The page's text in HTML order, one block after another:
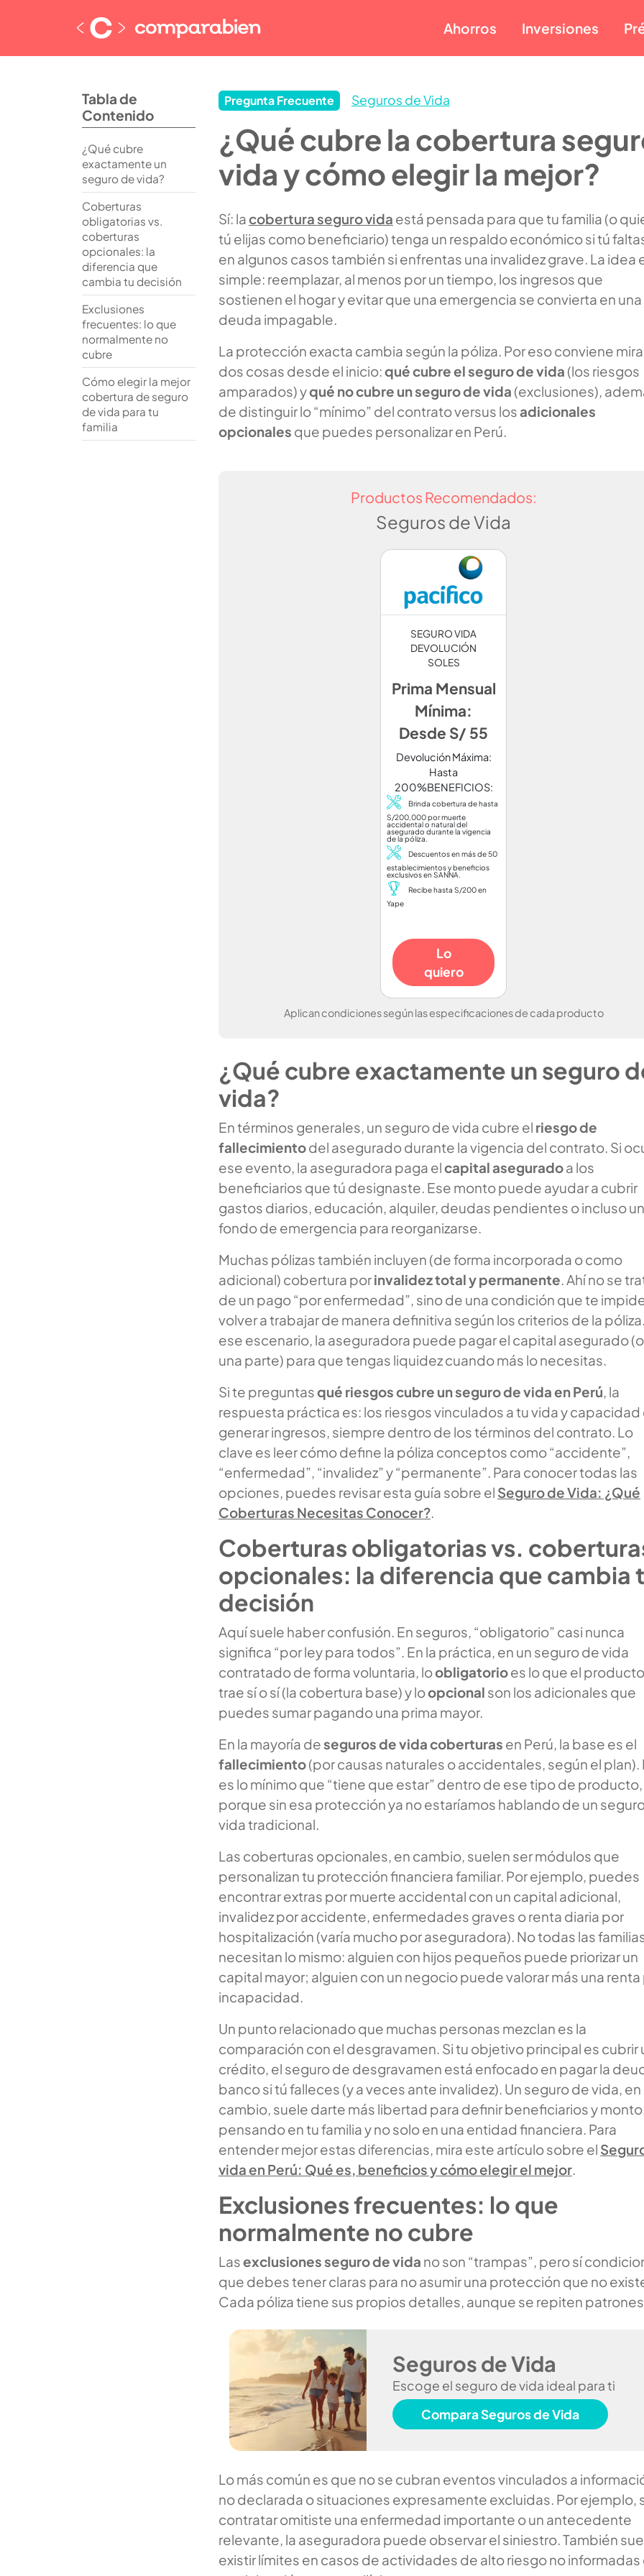
Ahorros Inversiones
Pregunta Frecuente Seguros de Vida
¿Qué cubre la cobertura
vida y cómo elegir la mejor?
Sí: la cobertura seguro vida está pensada para que tu familia (o
tú elijas como beneficiario) tenga un respaldo económico si tú
en algunos casos también si enfrentas una invalidez grave. La idea
simple: reemplazar, al menos por un tiempo, los ingresos que
sostienen el hogar y evitar que una emergencia se convierta en una
deuda impagable.
La protección exacta cambia según la póliza. Por eso conviene
dos cosas desde el inicio:qué cubre el seguro de vida (los riesgos
amparados) yqué no cubre un seguro de vida (exclusiones),
de distinguir lo “mínimo” del contrato versus losadicionales
opcionales que puedes personalizar en Perú.
Productos Recomendados:
Seguros de Vida
SEGURO VIDA
DEVOLUCIÓN
SOLES
Prima Mensual
Mínima:
Desde S/ 55
Devolución Máxima:
Hasta
200%BENEFICIOS:
Brinda cobertura de hasta
S/200,000 por muerte
accidental o natural del
asegurado durante la vigencia
de la póliza.
Descuentos en más de 50
establecimientos y beneficios
exclusivos en SANNA.
Recibe hasta S/200 en
Yape
Lo
quiero
Aplican condiciones según las especificaciones de cada producto
¿Qué cubre exactamente un seguro
vida?
En términos generales, un seguro de vida cubre el riesgo de
fallecimientodel asegurado durante la vigencia del contrato. Si
ese evento, la aseguradora paga elcapital aseguradoa los
beneficiarios que tú designaste. Ese monto puede ayudar a cubrir
gastos diarios, educación, alquiler, deudas pendientes o incluso un
fondo de emergencia para reorganizarse.
Muchas pólizas también incluyen (de forma incorporada o como
adicional) cobertura porinvalidez total y permanente. Ahí no se
de un pago “por enfermedad”, sino de una condición que te
volver a trabajar de manera definitiva según los criterios de la
ese escenario, la aseguradora puede pagar el capital asegurado (o
una parte) para que tengas liquidez cuando más lo necesitas.
Si te preguntasqué riesgos cubre un seguro de vida en Perú, la
respuesta práctica es: los riesgos vinculados a tu vida y capacidad
generar ingresos, siempre dentro de los términos del contrato. Lo
clave es leer cómo define la póliza conceptos como “accidente”,
“enfermedad”, “invalidez” y “permanente”. Para conocer todas las
opciones, puedes revisar esta guía sobre el Seguro de Vida: ¿Qué
Coberturas Necesitas Conocer?.
Coberturas obligatorias vs.
opcionales: la diferencia que cambia
decisión
Aquí suele haber confusión. En seguros, “obligatorio” casi nunca
significa “por ley para todos”. En la práctica, en un seguro de vida
contratado de forma voluntaria, loobligatorioes lo que el producto
trae sí o sí (la cobertura base) y loopcional son los adicionales que
puedes sumar pagando una prima mayor.
En la mayoría deseguros de vida coberturas en Perú, la base es el
fallecimiento(por causas naturales o accidentales, según el plan).
es lo mínimo que “tiene que estar” dentro de ese tipo de producto,
porque sin esa protección ya no estaríamos hablando de un
vida tradicional.
Las coberturas opcionales, en cambio, suelen ser módulos que
personalizan tu protección financiera familiar. Por ejemplo, puedes
encontrar extras por muerte accidental con un capital adicional,
invalidez por accidente, enfermedades graves o renta diaria por
hospitalización (varía mucho por aseguradora). No todas las
necesitan lo mismo: alguien con hijos pequeños puede priorizar un
capital mayor; alguien con un negocio puede valorar más una renta
incapacidad.
Un punto relacionado que muchas personas mezclan es la
comparación con el desgravamen. Si tu objetivo principal es cubrir
crédito, el seguro de desgravamen está enfocado en pagar la
banco si tú falleces (y a veces ante invalidez). Un seguro de vida, en
cambio, suele darte más libertad para definir beneficiarios y
pensando en tu familia y no solo en una entidad financiera. Para
entender mejor estas diferencias, mira este artículo sobre el
vida en Perú: Qué es, beneficios y cómo elegir el mejor.
Exclusiones frecuentes: lo que
normalmente no cubre
Lasexclusiones seguro de vida no son “trampas”, pero sí
que debes tener claras para no asumir una protección que no
Cada póliza tiene sus propios detalles, aunque se repiten
Seguros de Vida
Escoge el seguro de vida ideal para ti
Compara Seguros de Vida
Lo más común es que no se cubran eventos vinculados a
no declarada o situaciones expresamente excluidas. Por ejemplo,
contratar omitiste una enfermedad importante o un antecedente
relevante, la aseguradora puede observar el siniestro. También
existir límites en casos de actividades de alto riesgo no informadas
Tabla de
Contenido
¿Qué cubre
exactamente un
seguro de vida?
Coberturas
obligatorias vs.
coberturas
opcionales: la
diferencia que
cambia tu decisión
Exclusiones
frecuentes: lo que
normalmente no
cubre
Cómo elegir la mejor
cobertura de seguro
de vida para tu
familia